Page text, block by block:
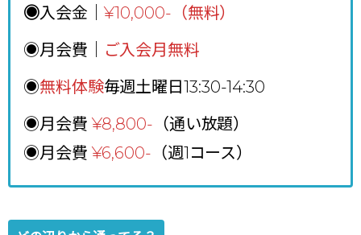
◉入会金｜ ¥10,000-（無料）
◉月会費｜
ご入会月無料
◉無料体験毎週土曜日13:30-14:30
◉月会費 ¥8,800- （通い放題）
◉月会費 ¥6,600- （週1コース）